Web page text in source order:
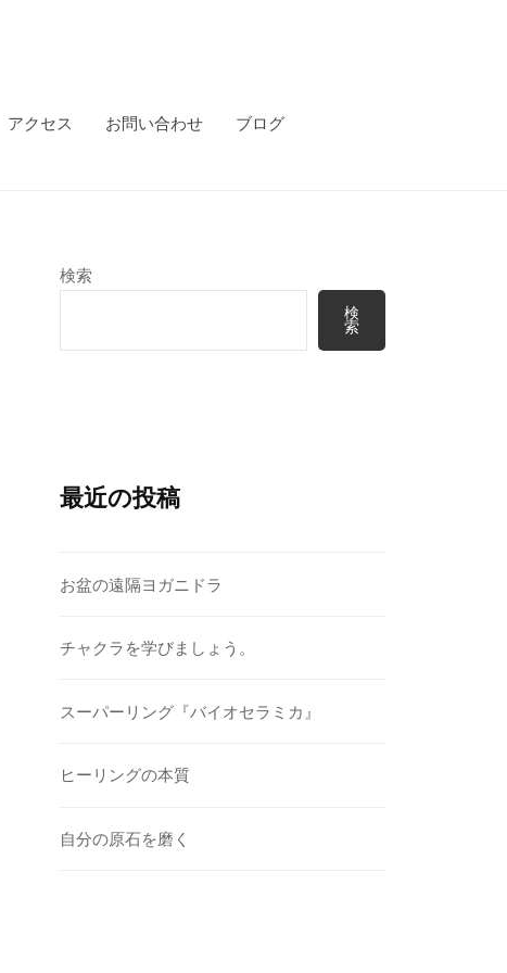
アクセス お問い合わせ ブログ
検索
検
索
最近の投稿
お盆の遠隔ヨガニドラ
チャクラを学びましょう。
スーパーリング『バイオセラミカ』
ヒーリングの本質
自分の原石を磨く